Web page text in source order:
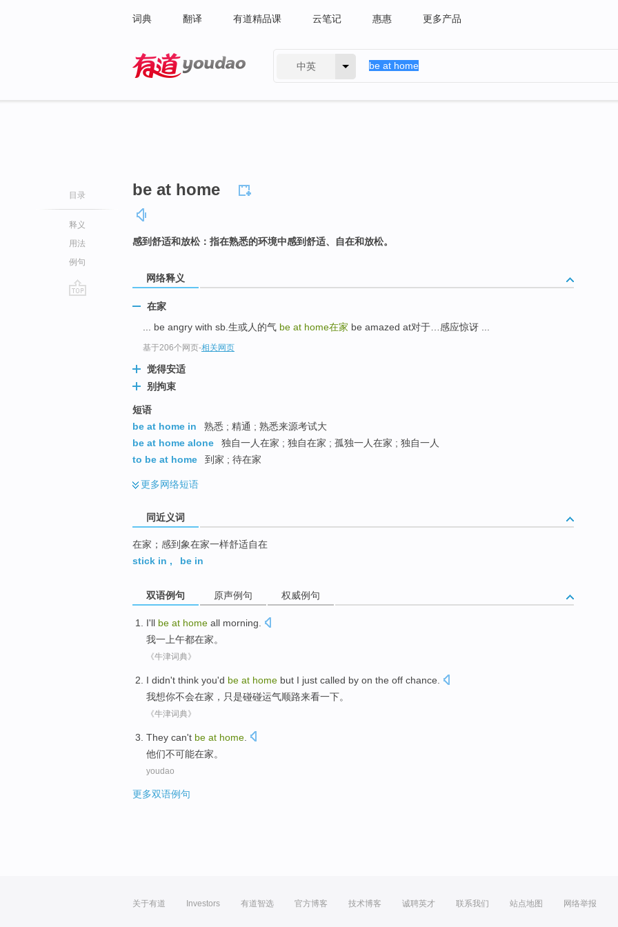
词典 翻译 有道精品课 云笔记 惠惠 更多产品
中英
目录
释义
用法
例句
be at home
感到舒适和放松：指在熟悉的环境中感到舒适、自在和放松。
网络释义
在家
... be angry with sb.生或人的气 be at home在家 be amazed at对于…感应惊讶 ...
基于206个网页-相关网页
觉得安适
别拘束
短语
be at home in
熟悉 ; 精通 ; 熟悉来源考试大
be at home alone
独自一人在家 ; 独自在家 ; 孤独一人在家 ; 独自一人
to be at home
到家 ; 待在家
更多网络短语
同近义词
在家；感到象在家一样舒适自在
stick in , be in
双语例句 原声例句 权威例句
I'll be at home all morning.
我一上午都在家。
《牛津词典》
I didn't think you'd be at home but I just called by on the off chance
我想你不会在家 ， 只是碰碰运气顺路来看一下。
《牛津词典》
They can't be at home
他们不可能在家。
youdao
更多双语例句
关于有道 Investors 有道智选 官方博客 技术博客 诚聘英才 联系我们 站点地图 网络举报